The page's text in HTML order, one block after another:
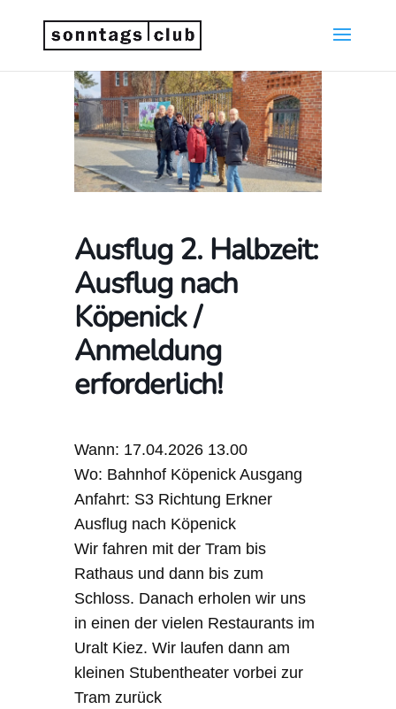
Ausflug 2. Halbzeit:
Ausflug nach
Köpenick /
Anmeldung
erforderlich!
Wann: 17.04.2026 13.00
Wo: Bahnhof Köpenick Ausgang
Anfahrt: S3 Richtung Erkner
Ausflug nach Köpenick
Wir fahren mit der Tram bis
Rathaus und dann bis zum
Schloss. Danach erholen wir uns
in einen der vielen Restaurants im
Uralt Kiez. Wir laufen dann am
kleinen Stubentheater vorbei zur
Tram zurück